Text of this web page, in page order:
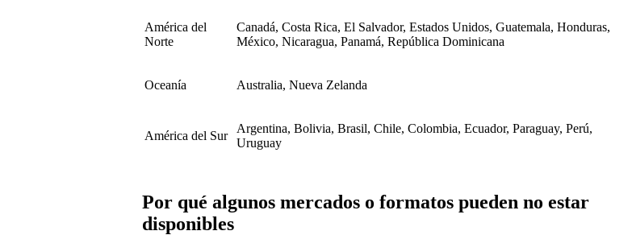
América del
Norte
Canadá, Costa Rica, El Salvador, Estados Unidos, Guatemala, Honduras,
México, Nicaragua, Panamá, República Dominicana
Oceanía Australia, Nueva Zelanda
América del Sur
Argentina, Bolivia, Brasil, Chile, Colombia, Ecuador, Paraguay, Perú,
Uruguay
Por qué algunos mercados o formatos pueden no estar
disponibles